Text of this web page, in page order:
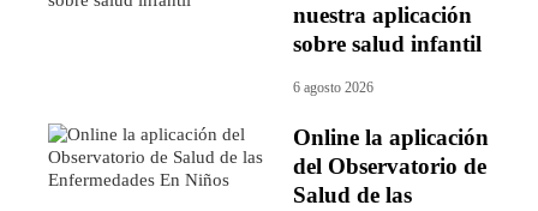
nuestra aplicación
sobre salud infantil
6 agosto 2026
Online la aplicación
del Observatorio de
Salud de las